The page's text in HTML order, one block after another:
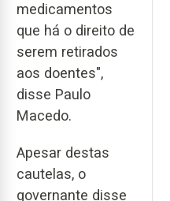
medicamentos
que há o direito de
serem retirados
aos doentes",
disse Paulo
Macedo.
Apesar destas
cautelas, o
governante disse